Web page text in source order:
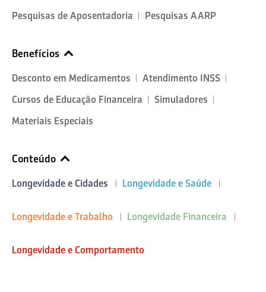
Pesquisas de Aposentadoria
Pesquisas AARP
Benefícios
Desconto em Medicamentos
Atendimento INSS
Cursos de Educação Financeira
Simuladores
Materiais Especiais
Conteúdo
Longevidade e Cidades Longevidade e Saúde
Longevidade e Trabalho Longevidade Financeira
Longevidade e Comportamento